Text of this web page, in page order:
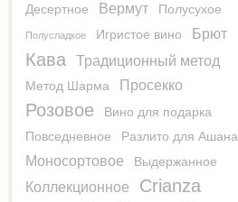
Десертное
Вермут Полусухое
Полусладкое Игристое вино Брют
Кава Традиционный метод
Метод Шарма Просекко
Розовое
Вино для подарка
Повседневное
Разлито для Ашана
Моносортовое Выдержанное
Коллекционное Crianza